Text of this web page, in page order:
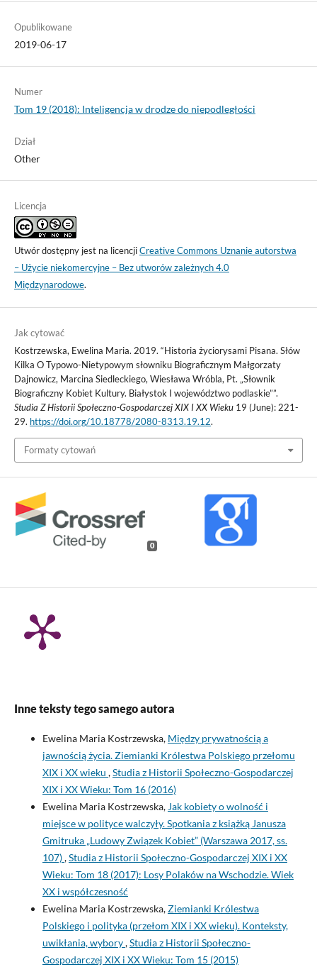
Opublikowane
2019-06-17
Numer
Tom 19 (2018): Inteligencja w drodze do niepodległości
Dział
Other
Licencja
Utwór dostępny jest na licencjiCreative Commons Uznanie autorstwa
– Użycie niekomercyjne – Bez utworów zależnych 4.0
Międzynarodowe.
Jak cytować
Kostrzewska, Ewelina Maria. 2019. “Historia życiorysami Pisana. Słów
Kilka O Typowo-Nietypowym słowniku Biograficznym Małgorzaty
Dajnowicz, Marcina Siedleckiego, Wiesława Wróbla, Pt. „Słownik
Biograficzny Kobiet Kultury. Białystok I województwo podlaskie””.
Studia Z Historii Społeczno-Gospodarczej XIX I XX Wieku19 (June): 221-
29. https://doi.org/10.18778/2080-8313.19.12.
Formaty cytowań
0
Inne teksty tego samego autora
Ewelina Maria Kostrzewska, Między prywatnością a
jawnością życia. Ziemianki Królestwa Polskiego przełomu
XIX i XX wieku ,Studia z Historii Społeczno-Gospodarczej
XIX i XX Wieku: Tom 16 (2016)
Ewelina Maria Kostrzewska,Jak kobiety o wolność i
miejsce w polityce walczyły. Spotkania z książką Janusza
Gmitruka „Ludowy Związek Kobiet” (Warszawa 2017, ss.
107),Studia z Historii Społeczno-Gospodarczej XIX i XX
Wieku: Tom 18 (2017): Losy Polaków na Wschodzie. Wiek
XX i współczesność
Ewelina Maria Kostrzewska,Ziemianki Królestwa
Polskiego i polityka (przełom XIX i XX wieku). Konteksty,
uwikłania, wybory,Studia z Historii Społeczno-
Gospodarczej XIX i XX Wieku: Tom 15 (2015)